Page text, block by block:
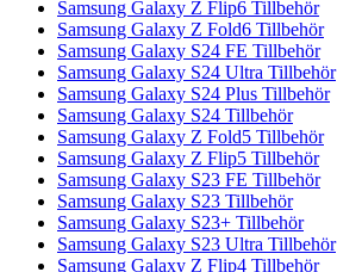
Samsung Galaxy Z Flip6 Tillbehör
Samsung Galaxy Z Fold6 Tillbehör
Samsung Galaxy S24 FE Tillbehör
Samsung Galaxy S24 Ultra Tillbehör
Samsung Galaxy S24 Plus Tillbehör
Samsung Galaxy S24 Tillbehör
Samsung Galaxy Z Fold5 Tillbehör
Samsung Galaxy Z Flip5 Tillbehör
Samsung Galaxy S23 FE Tillbehör
Samsung Galaxy S23 Tillbehör
Samsung Galaxy S23+ Tillbehör
Samsung Galaxy S23 Ultra Tillbehör
Samsung Galaxy Z Flip4 Tillbehör